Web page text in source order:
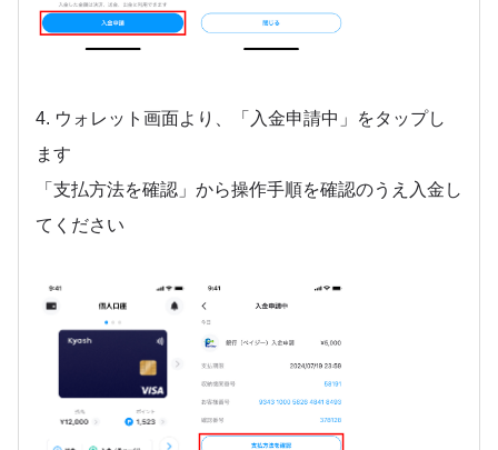
4. ウォレット画面より、「入金申請中」をタップし
ます
「支払方法を確認」から操作手順を確認のうえ入金し
てください